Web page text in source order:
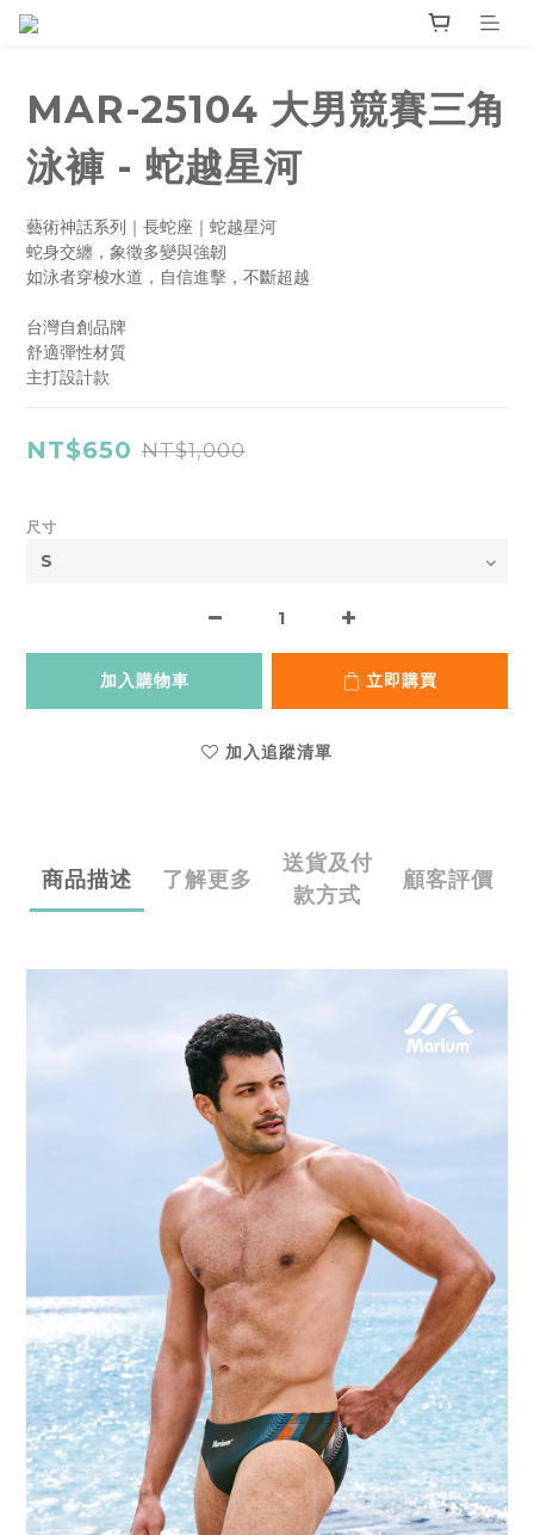
MAR-25104 大男競賽三角
泳褲 - 蛇越星河
藝術神話系列｜長蛇座｜蛇越星河
蛇身交纏，象徵多變與強韌
如泳者穿梭水道，自信進擊，不斷超越
台灣自創品牌
舒適彈性材質
主打設計款
NT$650 NT$1,000
尺寸
加入購物車 立即購買
加入追蹤清單
商品描述 了解更多
送貨及付
款方式
顧客評價